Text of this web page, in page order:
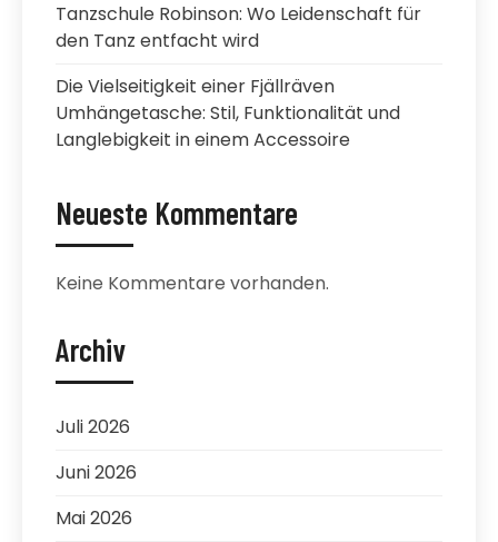
Tanzschule Robinson: Wo Leidenschaft für
den Tanz entfacht wird
Die Vielseitigkeit einer Fjällräven
Umhängetasche: Stil, Funktionalität und
Langlebigkeit in einem Accessoire
Neueste Kommentare
Keine Kommentare vorhanden.
Archiv
Juli 2026
Juni 2026
Mai 2026